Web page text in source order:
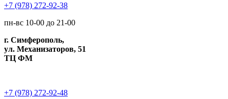
+7 (978) 272-92-38
пн-вс 10-00 до 21-00
г. Симферополь,
ул. Механизаторов, 51
ТЦ ФМ
+7 (978) 272-92-48